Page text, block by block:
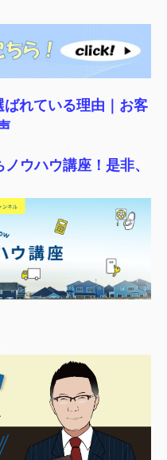
れている理由｜ お客
ウハウ講座！是非、